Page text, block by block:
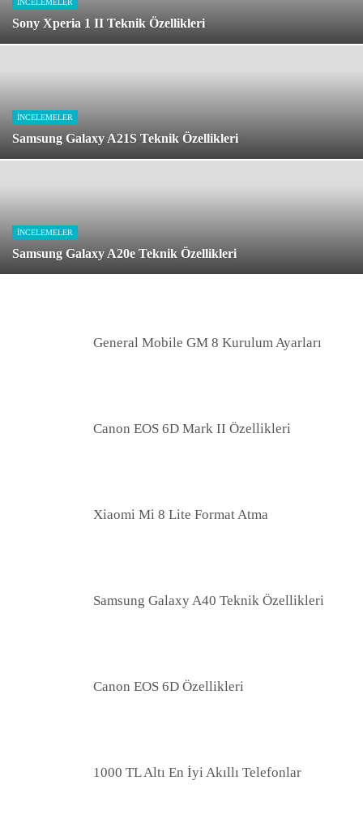
İNCELEMELER
Sony Xperia 1 II Teknik Özellikleri
İNCELEMELER
Samsung Galaxy A21S Teknik Özellikleri
İNCELEMELER
Samsung Galaxy A20e Teknik Özellikleri
General Mobile GM 8 Kurulum Ayarları
Canon EOS 6D Mark II Özellikleri
Xiaomi Mi 8 Lite Format Atma
Samsung Galaxy A40 Teknik Özellikleri
Canon EOS 6D Özellikleri
1000 TL Altı En İyi Akıllı Telefonlar